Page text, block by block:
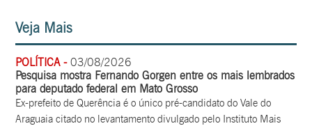
Veja Mais
POLÍTICA -03/08/2026
Pesquisa mostra Fernando Gorgen entre os mais lembrados
para deputado federal em Mato Grosso
Ex-prefeito de Querência é o único pré-candidato do Vale do
Araguaia citado no levantamento divulgado pelo Instituto Mais